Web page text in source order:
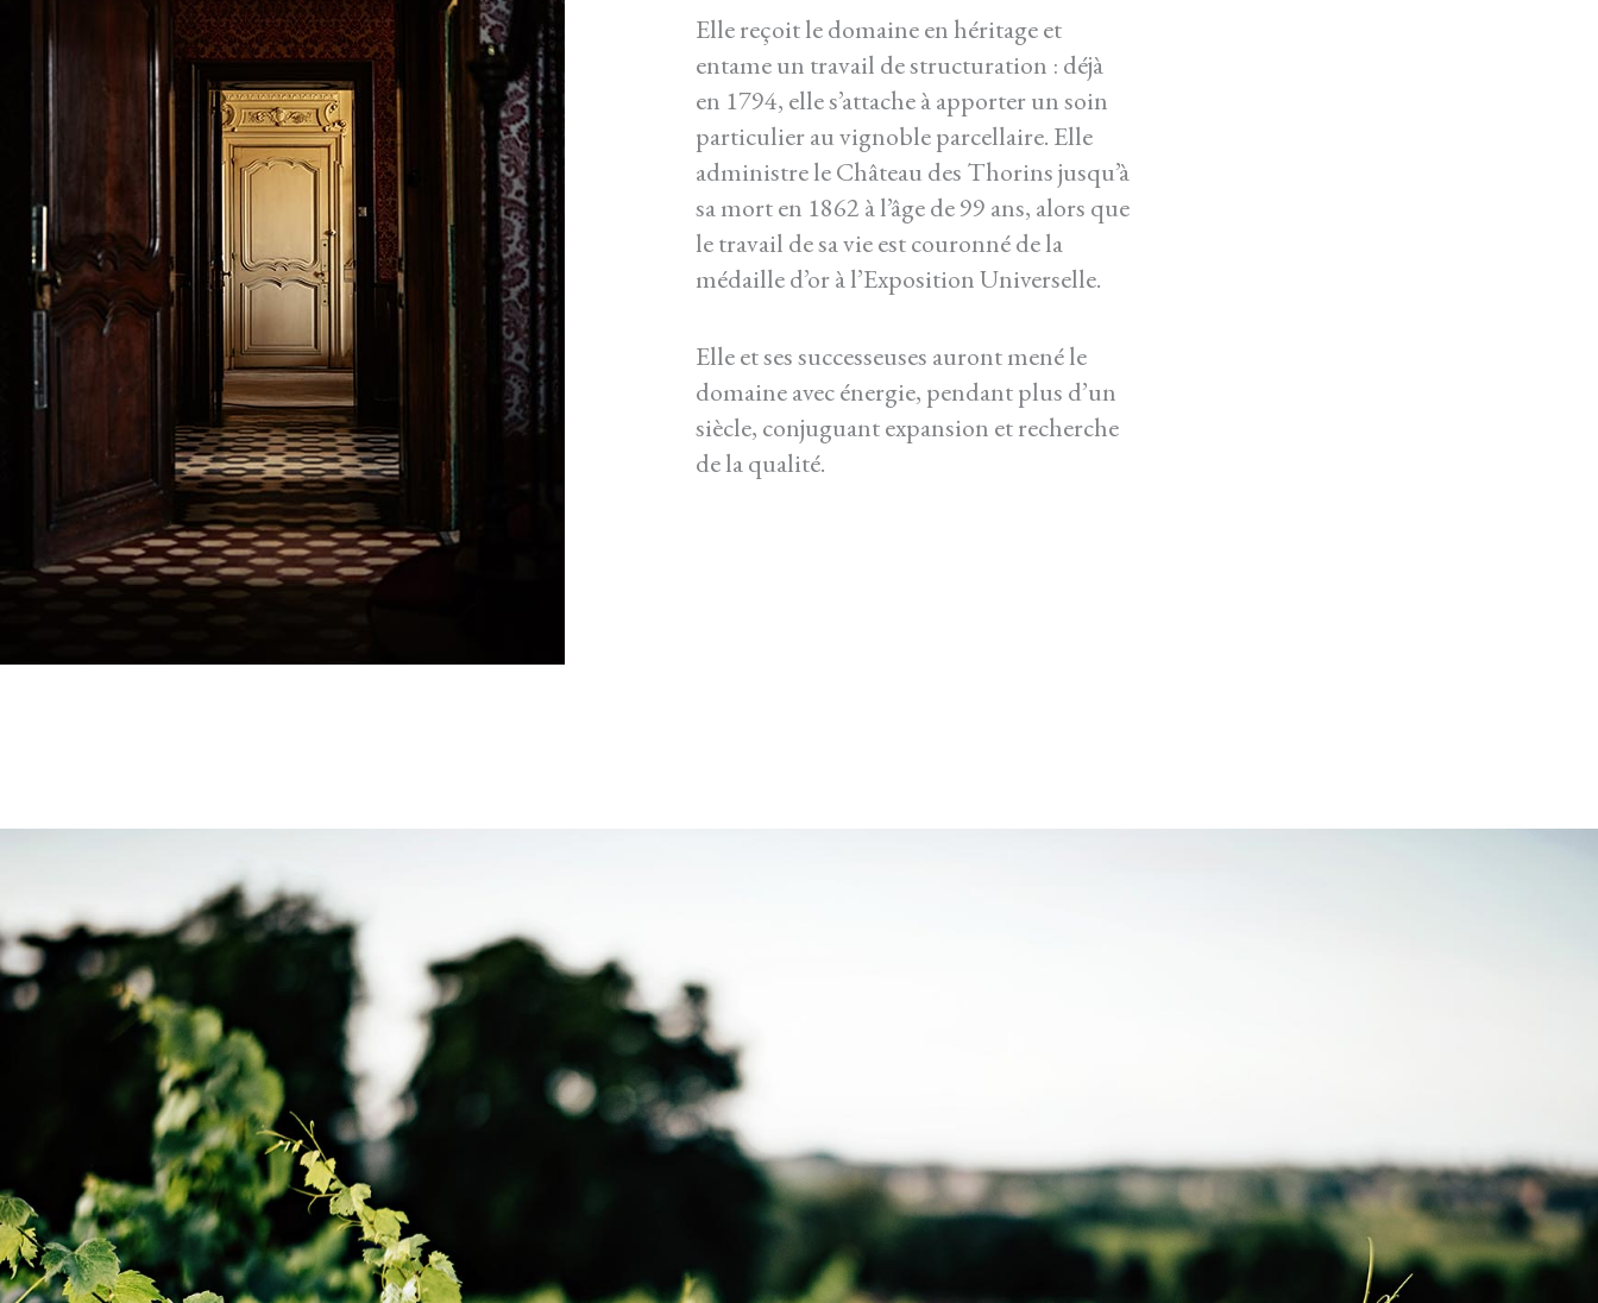
Elle reçoit le domaine en héritage et
entame un travail de structuration : déjà
en 1794, elle s’attache à apporter un soin
particulier au vignoble parcellaire. Elle
administre le Château des Thorins jusqu’à
sa mort en 1862 à l’âge de 99 ans, alors que
le travail de sa vie est couronné de la
médaille d’or à l’Exposition Universelle.
Elle et ses successeuses auront mené le
domaine avec énergie, pendant plus d’un
siècle, conjuguant expansion et recherche
de la qualité.